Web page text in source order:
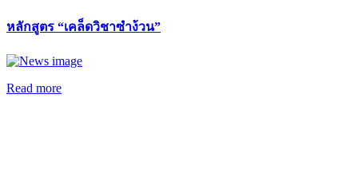
หลักสูตร “เคล็ดวิชาซำง้วน”
Read more